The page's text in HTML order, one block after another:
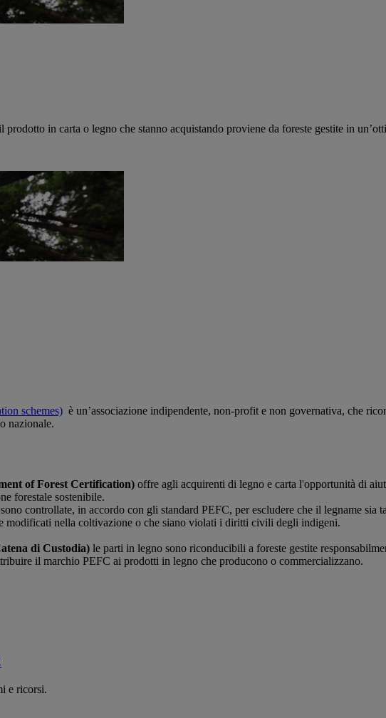
in carta o legno che stanno acquistando proviene da foreste gestite in
schemes) è un’associazione indipendente, non-profit e non governativa, che
nazionale.
of Forest Certification) offre agli acquirenti di legno e carta l'opportunità di
forestale sostenibile.
controllate, in accordo con gli standard PEFC, per escludere che il legname
modificati nella coltivazione o che siano violati i diritti civili degli indigeni.
di Custodia) le parti in legno sono riconducibili a foreste gestite
il marchio PEFC ai prodotti in legno che producono o commercializzano.
e ricorsi.